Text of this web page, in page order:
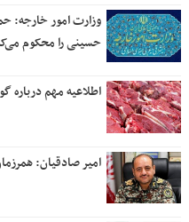
وزارت امور خارجه:
حسینی را محکوم
اطلاعیه مهم درباره
امیر صادقیان: